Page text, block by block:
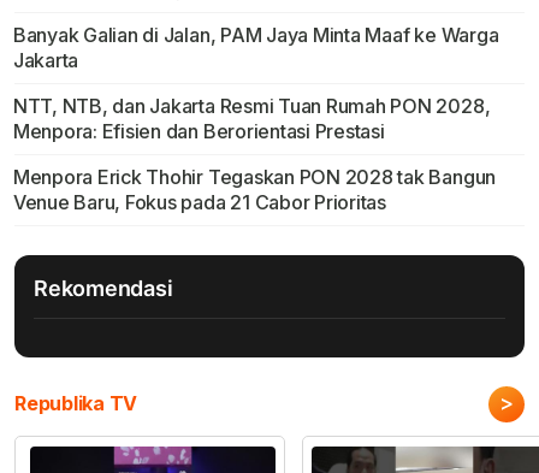
Banyak Galian di Jalan, PAM Jaya Minta Maaf ke Warga
Jakarta
NTT, NTB, dan Jakarta Resmi Tuan Rumah PON 2028,
Menpora: Efisien dan Berorientasi Prestasi
Menpora Erick Thohir Tegaskan PON 2028 tak Bangun
Venue Baru, Fokus pada 21 Cabor Prioritas
Rekomendasi
Republika TV >